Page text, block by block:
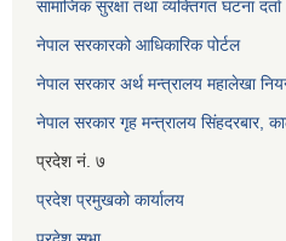
सामाजिक सुरक्षा तथा व्यक्तिगत घटना दर्ता
नेपाल सरकारको आधिकारिक पोर्टल
नेपाल सरकार अर्थ मन्त्रालय महालेखा
नेपाल सरकार गृह मन्त्रालय सिंहदरबार,
प्रदेश नं. ७
प्रदेश प्रमुखको कार्यालय